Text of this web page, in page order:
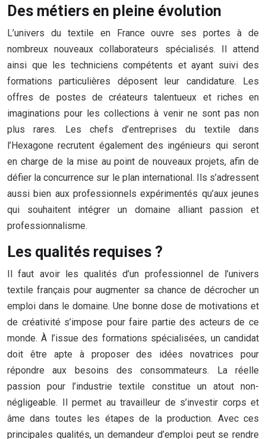
Des métiers en pleine évolution
L’univers du textile en France ouvre ses portes à de
nombreux nouveaux collaborateurs spécialisés. Il attend
ainsi que les techniciens compétents et ayant suivi des
formations particulières déposent leur candidature. Les
offres de postes de créateurs talentueux et riches en
imaginations pour les collections à venir ne sont pas non
plus rares. Les chefs d’entreprises du textile dans
l’Hexagone recrutent également des ingénieurs qui seront
en charge de la mise au point de nouveaux projets, afin de
défier la concurrence sur le plan international. Ils s’adressent
aussi bien aux professionnels expérimentés qu’aux jeunes
qui souhaitent intégrer un domaine alliant passion et
professionnalisme.
Les qualités requises ?
Il faut avoir les qualités d’un professionnel de l’univers
textile français pour augmenter sa chance de décrocher un
emploi dans le domaine. Une bonne dose de motivations et
de créativité s’impose pour faire partie des acteurs de ce
monde. À l’issue des formations spécialisées, un candidat
doit être apte à proposer des idées novatrices pour
répondre aux besoins des consommateurs. La réelle
passion pour l’industrie textile constitue un atout non-
négligeable. Il permet au travailleur de s’investir corps et
âme dans toutes les étapes de la production. Avec ces
principales qualités, un demandeur d’emploi peut se rendre